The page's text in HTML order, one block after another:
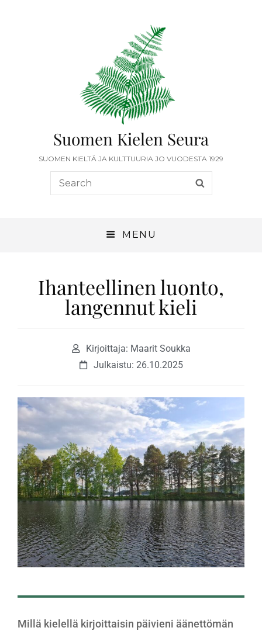
Suomen Kielen Seura
SUOMEN KIELTÄ JA KULTTUURIA JO VUODESTA 1929
MENU
Ihanteellinen luonto,
langennut kieli
Kirjoittaja: Maarit Soukka
Julkaistu: 26.10.2025
Millä kielellä kirjoittaisin päivieni äänettömän